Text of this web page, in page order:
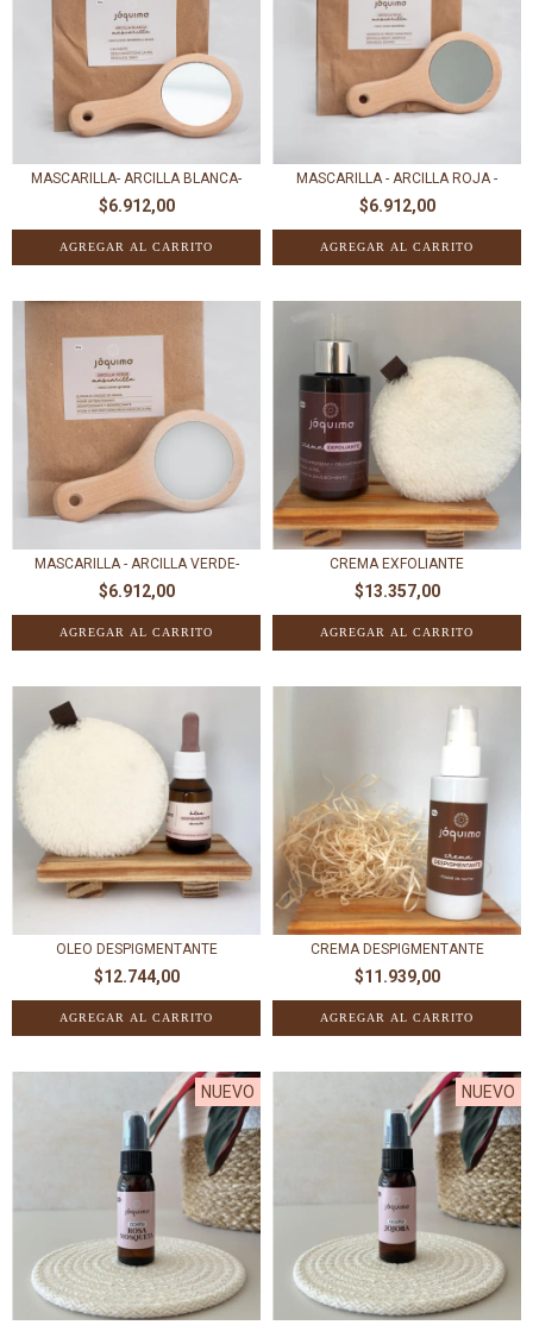
MASCARILLA- ARCILLA BLANCA-
$6.912,00
MASCARILLA - ARCILLA ROJA -
$6.912,00
MASCARILLA - ARCILLA VERDE-
$6.912,00
CREMA EXFOLIANTE
$13.357,00
OLEO DESPIGMENTANTE
$12.744,00
CREMA DESPIGMENTANTE
$11.939,00
NUEVO NUEVO